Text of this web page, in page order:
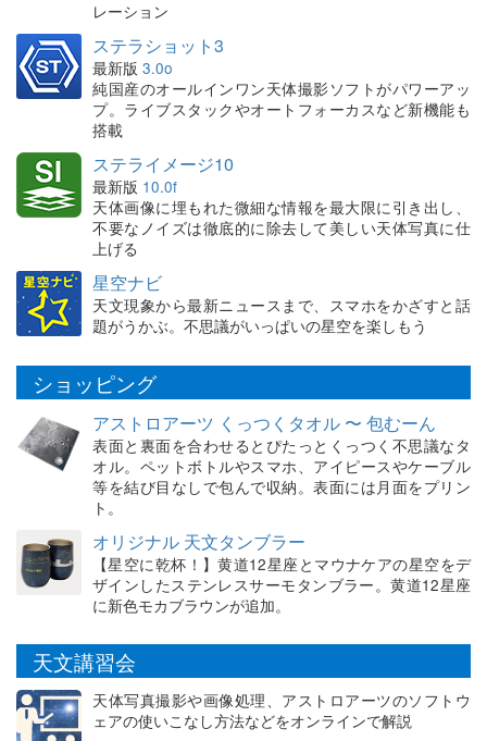
レーション
ステラショット3
最新版 3.0o
純国産のオールインワン天体撮影ソフトがパワーアッ
プ。ライブスタックやオートフォーカスなど新機能も
搭載
ステライメージ10
最新版 10.0f
天体画像に埋もれた微細な情報を最大限に引き出し、
不要なノイズは徹底的に除去して美しい天体写真に仕
上げる
星空ナビ
天文現象から最新ニュースまで、スマホをかざすと話
題がうかぶ。不思議がいっぱいの星空を楽しもう
ショッピング
アストロアーツ くっつくタオル 〜 包むーん
表面と裏面を合わせるとぴたっとくっつく不思議なタ
オル。ペットボトルやスマホ、アイピースやケーブル
等を結び目なしで包んで収納。表面には月面をプリン
ト。
オリジナル 天文タンブラー
【星空に乾杯！】黄道12星座とマウナケアの星空をデ
ザインしたステンレスサーモタンブラー。黄道12星座
に新色モカブラウンが追加。
天文講習会
天体写真撮影や画像処理、アストロアーツのソフトウ
ェアの使いこなし方法などをオンラインで解説